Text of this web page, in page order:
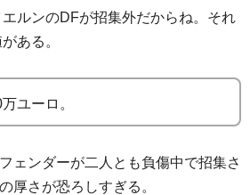
ルンのDFが招集外だからね。それ
ある。
ユーロ。
ェンダーが二人とも負傷中で招集さ
厚さが恐ろしすぎる。